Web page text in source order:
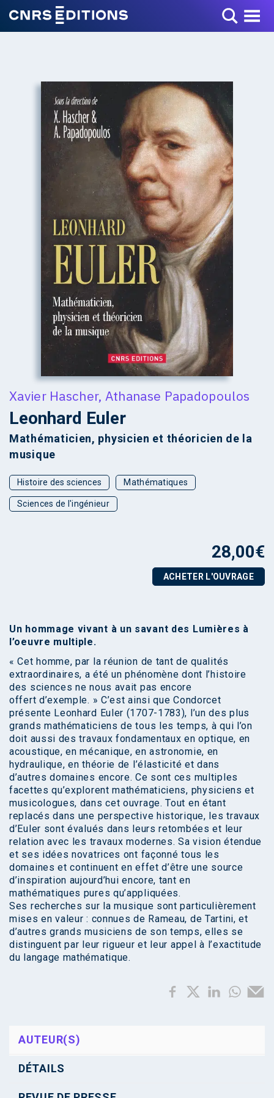
Toggle Menu
+
Xavier Hascher, Athanase Papadopoulos
Leonhard Euler
Mathématicien, physicien et théoricien de la
musique
Histoire des sciences Mathématiques
Sciences de l'ingénieur
28,00€
ACHETER L'OUVRAGE
Un hommage vivant à un savant des Lumières à
l’oeuvre multiple.
« Cet homme, par la réunion de tant de qualités
extraordinaires, a été un phénomène dont l’histoire
des sciences ne nous avait pas encore
offert d’exemple. » C’est ainsi que Condorcet
présente Leonhard Euler (1707-1783), l’un des plus
grands mathématiciens de tous les temps, à qui l’on
doit aussi des travaux fondamentaux en optique, en
acoustique, en mécanique, en astronomie, en
hydraulique, en théorie de l’élasticité et dans
d’autres domaines encore. Ce sont ces multiples
facettes qu’explorent mathématiciens, physiciens et
musicologues, dans cet ouvrage. Tout en étant
replacés dans une perspective historique, les travaux
d’Euler sont évalués dans leurs retombées et leur
relation avec les travaux modernes. Sa vision étendue
et ses idées novatrices ont façonné tous les
domaines et continuent en effet d’être une source
d’inspiration aujourd’hui encore, tant en
mathématiques pures qu’appliquées.
Ses recherches sur la musique sont particulièrement
mises en valeur : connues de Rameau, de Tartini, et
d’autres grands musiciens de son temps, elles se
distinguent par leur rigueur et leur appel à l’exactitude
du langage mathématique.
AUTEUR(S)
DÉTAILS